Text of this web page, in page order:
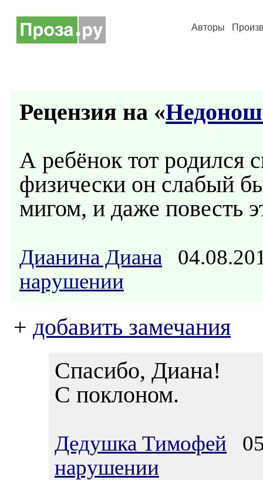
Авторы
Рецензия на «
А ребёнок тот родился
физически он слабый
мигом, и даже повесть
Дианина Диана
нарушении
+ добавить замечания
Спасибо, Диана!
С поклоном.
Дедушка Тимофей
нарушении